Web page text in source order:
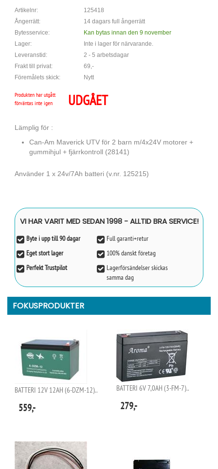
Artikelnr:
125418
Ångerrätt:
14 dagars full ångerrätt
Bytesservice:
Kan bytas innan den 9 november
Lager:
Inte i lager för närvarande.
Leveranstid:
2 - 5 arbetsdagar
Frakt till privat:
69,-
Föremålets skick:
Nytt
Produkten har utgått
förväntas inte igen
UDGÅET
Lämplig för :
Can-Am Maverick UTV för 2 barn m/4x24V motorer +
gummihjul + fjärrkontroll (28141)
Använder 1 x 24v/7Ah batteri (v.nr. 125215)
VI HAR VARIT MED SEDAN 1998 - ALLTID BRA SERVICE!
Byte i upp till 90 dagar
Full garanti+retur
Eget stort lager
100% danskt företag
Perfekt Trustpilot
Lagerförsändelser skickas
samma dag
FOKUSPRODUKTER
BATTERI 12V 12AH (6-DZM-12)..
559,-
BATTERI 6V 7,0AH (3-FM-7)..
279,-